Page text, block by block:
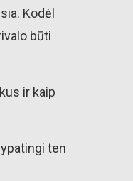
Kodėl
būti
ir kaip
ten